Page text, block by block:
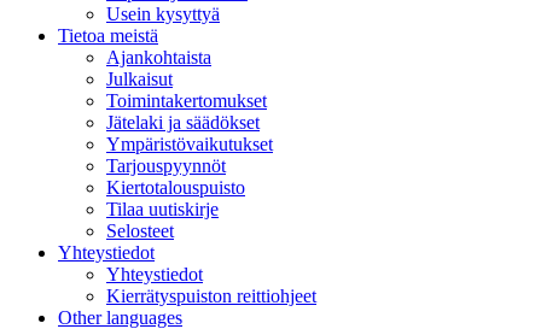
Usein kysyttyä
Tietoa meistä
Ajankohtaista
Julkaisut
Toimintakertomukset
Jätelaki ja säädökset
Ympäristövaikutukset
Tarjouspyynnöt
Kiertotalouspuisto
Tilaa uutiskirje
Selosteet
Yhteystiedot
Yhteystiedot
Kierrätyspuiston reittiohjeet
Other languages